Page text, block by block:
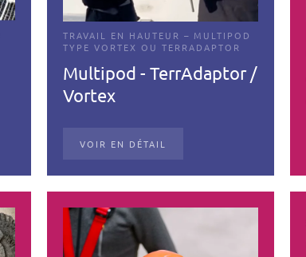
TRAVAIL EN HAUTEUR – MULTIPOD
TYPE VORTEX OU TERRADAPTOR
Multipod - TerrAdaptor /
Vortex
VOIR EN DÉTAIL